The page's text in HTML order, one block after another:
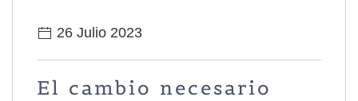
26 Julio 2023
El cambio necesario